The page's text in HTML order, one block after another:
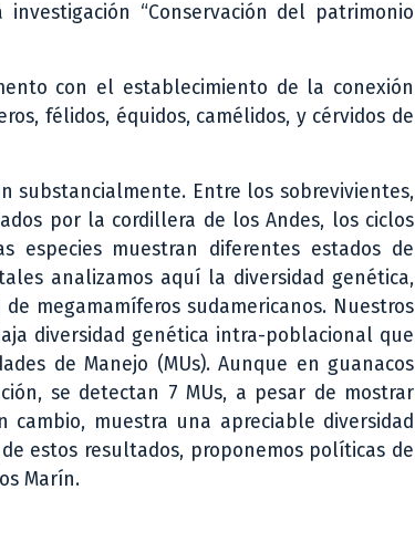
“Conservación del patrimonio
con el establecimiento de la conexión
félidos, équidos, camélidos, y cérvidos de
substancialmente. Entre los sobrevivientes,
por la cordillera de los Andes, los ciclos
especies muestran diferentes estados de
analizamos aquí la diversidad genética,
megamamíferos sudamericanos. Nuestros
diversidad genética intra-poblacional que
de Manejo (MUs). Aunque en guanacos
se detectan 7 MUs, a pesar de mostrar
cambio, muestra una apreciable diversidad
estos resultados, proponemos políticas de
Marín.